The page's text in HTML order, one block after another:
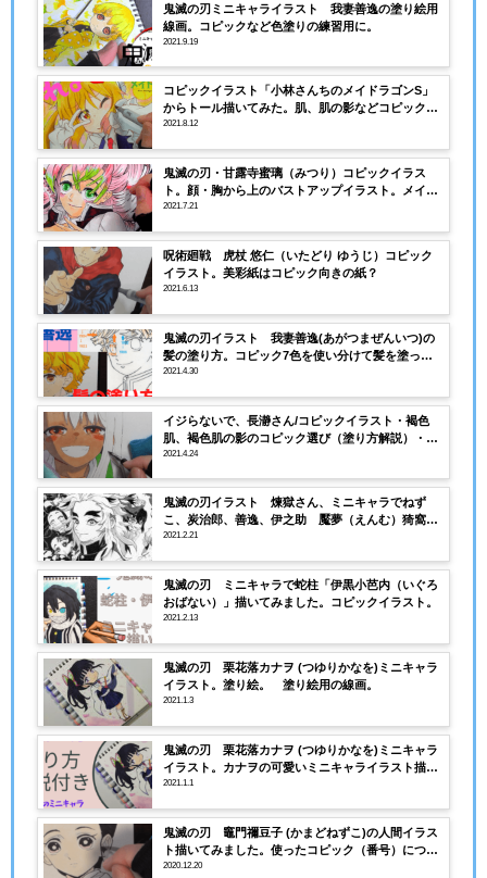
鬼滅の刃ミニキャライラスト 我妻善逸の塗り絵用
線画。コピックなど色塗りの練習用に。
2021.9.19
コピックイラスト「小林さんちのメイドラゴンS」
からトール描いてみた。肌、肌の影などコピックの
塗り方、番号解説！
2021.8.12
鬼滅の刃・甘露寺蜜璃（みつり）コピックイラス
ト。顔・胸から上のバストアップイラスト。メイキ
ング動画あり
2021.7.21
呪術廻戦 虎杖 悠仁（いたどり ゆうじ）コピック
イラスト。美彩紙はコピック向きの紙？
2021.6.13
鬼滅の刃イラスト 我妻善逸(あがつまぜんいつ)の
髪の塗り方。コピック7色を使い分けて髪を塗って
みる。
2021.4.30
イジらないで、長瀞さん/コピックイラスト・褐色
肌、褐色肌の影のコピック選び（塗り方解説）・塗
り絵用の線画あり
2021.4.24
鬼滅の刃イラスト 煉獄さん、ミニキャラでねず
こ、炭治郎、善逸、伊之助 魘夢（えんむ）猗窩座
(あかざ)を描いてみました。
2021.2.21
鬼滅の刃 ミニキャラで蛇柱「伊黒小芭内（いぐろ
おばない）」描いてみました。コピックイラスト。
2021.2.13
鬼滅の刃 栗花落カナヲ (つゆりかなを)ミニキャラ
イラスト。塗り絵。 塗り絵用の線画。
2021.1.3
鬼滅の刃 栗花落カナヲ (つゆりかなを)ミニキャラ
イラスト。カナヲの可愛いミニキャライラスト描い
てみた。コピックの塗り方解説付き。
2021.1.1
鬼滅の刃 竈門禰豆子 (かまどねずこ)の人間イラス
ト描いてみました。使ったコピック（番号）につい
て解説。
2020.12.20